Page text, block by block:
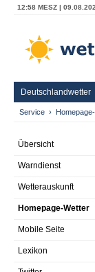
12:58 MESZ |
Deutschlandwetter
Service
Übersicht
Warndienst
Wetterauskunft
Homepage-Wetter
Mobile Seite
Lexikon